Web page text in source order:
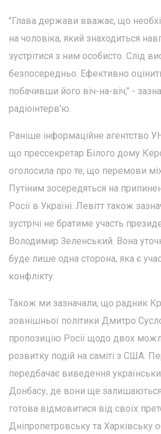
"Глава держави вважає, що
на чоловіка, який знаходиться
зустрітися з ним особисто. Слід
безпосередньо. Ефективно
побачивши його віч-на-віч," -
радіоінтерв'ю.
Раніше інформаційне агентство
що прессекретар Білого дому
оголосила про те, що перемови
Путіним зосередяться на
Росії в Україні. Левітт також
зустрічі не братиме участь
Володимир Зеленський. Вона
буде лише одна сторона, яка є
конфлікту.
Також ми зазначали, що радник
зовнішньої політики Дмитро
пропозицію Росії щодо двох
розвитку подій на саміті з США.
передбачає виведення
Донбасу, де вони ще
готова відмовитися від своїх
Дніпропетровську та Харківську